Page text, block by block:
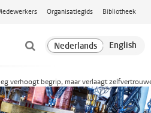
Organisatiegids Bibliotheek
verhoogt begrip, maar verlaagt